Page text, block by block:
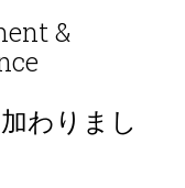
&
わりまし